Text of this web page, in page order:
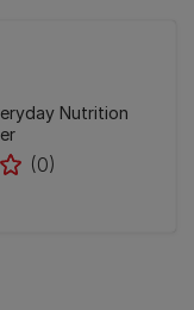
Nutrition
(0)